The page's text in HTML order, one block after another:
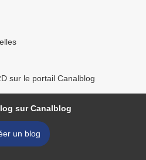
sur le portail Canalblog
sur Canalblog
un blog